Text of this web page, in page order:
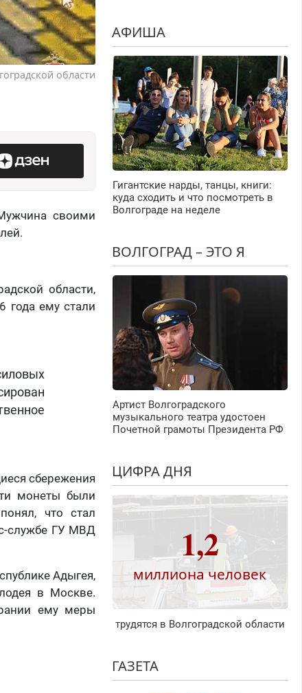
области
своими
области,
года ему стали
сбережения
монеты были
что стал
службе ГУ МВД
Адыгея,
в Москве.
ему меры
АФИША
Гигантские нарды, танцы, книги:
куда сходить и что посмотреть в
Волгограде на неделе
ВОЛГОГРАД – ЭТО Я
Артист Волгоградского
музыкального театра удостоен
Почетной грамоты Президента РФ
ЦИФРА ДНЯ
1,2
миллиона человек
трудятся в Волгоградской области
ГАЗЕТА